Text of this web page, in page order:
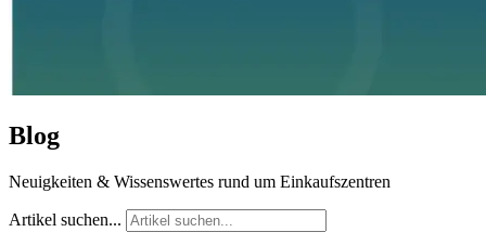
Blog
Neuigkeiten & Wissenswertes rund um Einkaufszentren
Artikel suchen...